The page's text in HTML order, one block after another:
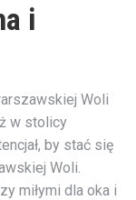
i
Woli
w stolicy
by stać się
Woli.
miłymi dla oka i